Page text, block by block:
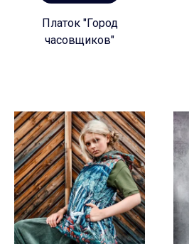
Платок "Город
часовщиков"